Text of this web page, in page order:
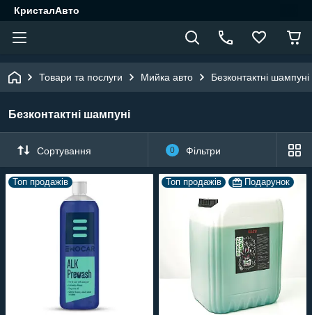
КристалАвто
Товари та послуги Мийка авто Безконтактні шампуні
Безконтактні шампуні
Сортування 0 Фільтри
Топ продажів Топ продажів Подарунок